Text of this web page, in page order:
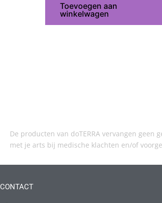
Toevoegen aan
winkelwagen
De producten van doTERRA vervangen
met je arts bij medische klachten en/of
CONTACT